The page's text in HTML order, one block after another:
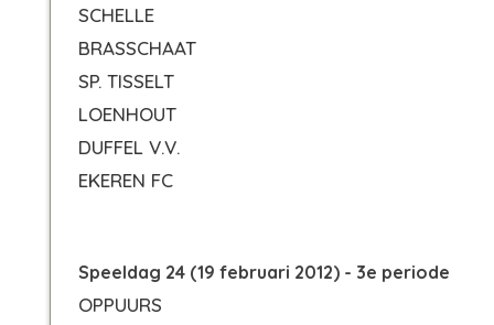
SCHELLE
BRASSCHAAT
SP. TISSELT
LOENHOUT
DUFFEL V.V.
EKEREN FC
Speeldag 24 (19 februari 2012) - 3e periode
OPPUURS